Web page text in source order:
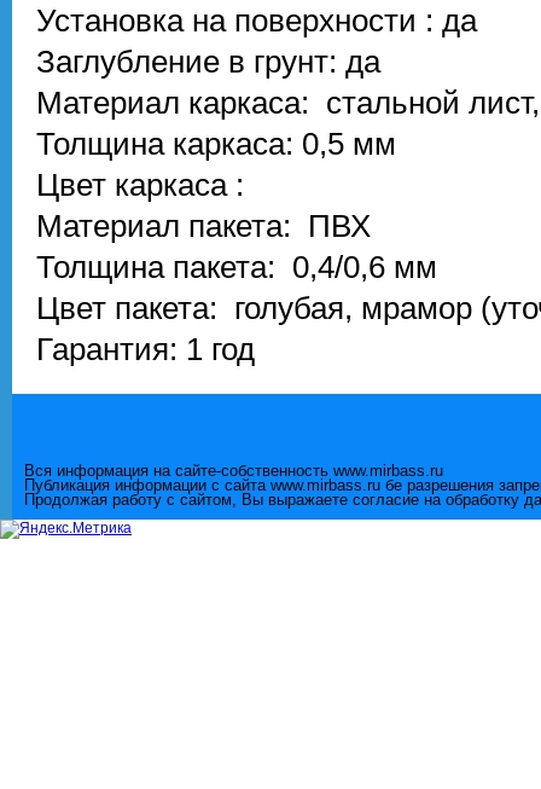
Установка на поверхности : да
Заглубление в грунт: да
Материал каркаса: стальной
Толщина каркаса: 0,5 мм
Цвет каркаса :
Материал пакета: ПВХ
Толщина пакета: 0,4/0,6 мм
Цвет пакета: голубая, мрамор
Гарантия: 1 год
Вся информация на сайте-собственность www.mirbass.ru
Публикация информации с сайта www.mirbass.ru бе разрешения
Продолжая работу с сайтом, Вы выражаете согласие на обработку